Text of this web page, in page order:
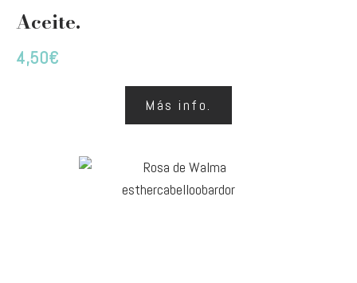
Aceite.
4,50€
Más info.